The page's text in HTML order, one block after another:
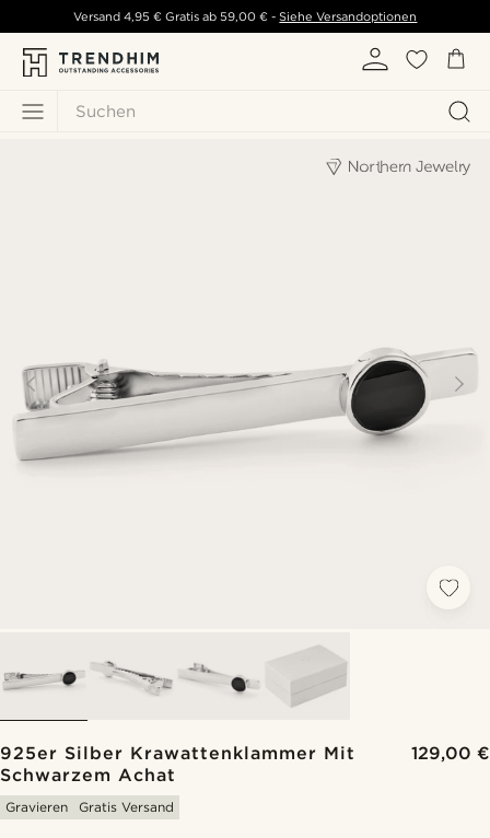
Suchen
Versand 4,95 € Gratis ab 59,00 € - Siehe Versandoptionen
925er Silber Krawattenklammer Mit
Schwarzem Achat
129,00 €
Gravieren Gratis Versand